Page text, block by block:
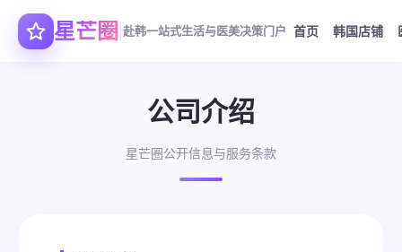
星芒圈 赴韩一站式生活与医美决策门户 首页 韩国店铺
公司介绍
星芒圈公开信息与服务条款